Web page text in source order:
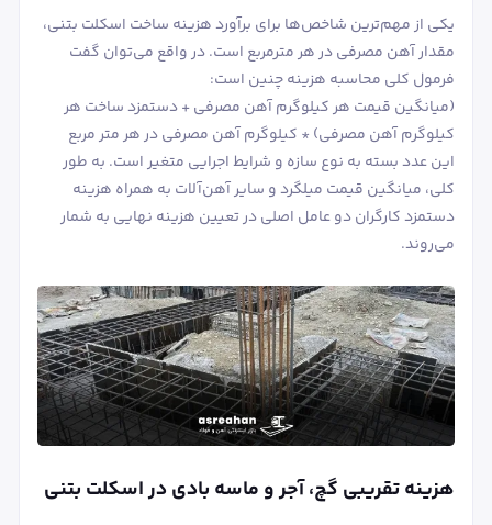
یکی از مهم‌ترین شاخص‌ها برای برآورد هزینه ساخت اسکلت بتنی،
مقدار آهن مصرفی در هر مترمربع است. در واقع می‌توان گفت
فرمول کلی محاسبه هزینه چنین است:
(میانگین قیمت هر کیلوگرم آهن مصرفی + دستمزد ساخت هر
کیلوگرم آهن مصرفی) * کیلوگرم آهن مصرفی در هر متر مربع
این عدد بسته به نوع سازه و شرایط اجرایی متغیر است. به طور
کلی، میانگین قیمت میلگرد و سایر آهن‌آلات به همراه هزینه
دستمزد کارگران دو عامل اصلی در تعیین هزینه نهایی به شمار
می‌روند.
هزینه تقریبی گچ، آجر و ماسه بادی در اسکلت بتنی